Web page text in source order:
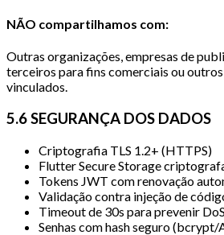
NÃO compartilhamos com:
Outras organizações, empresas de
terceiros para fins comerciais ou
vinculados.
5.6 SEGURANÇA DOS DADOS
Criptografia TLS 1.2+ (HTTPS)
Flutter Secure Storage
Tokens JWT com renovação
Validação contra injeção de
Timeout de 30s para prevenir DoS
Senhas com hash seguro